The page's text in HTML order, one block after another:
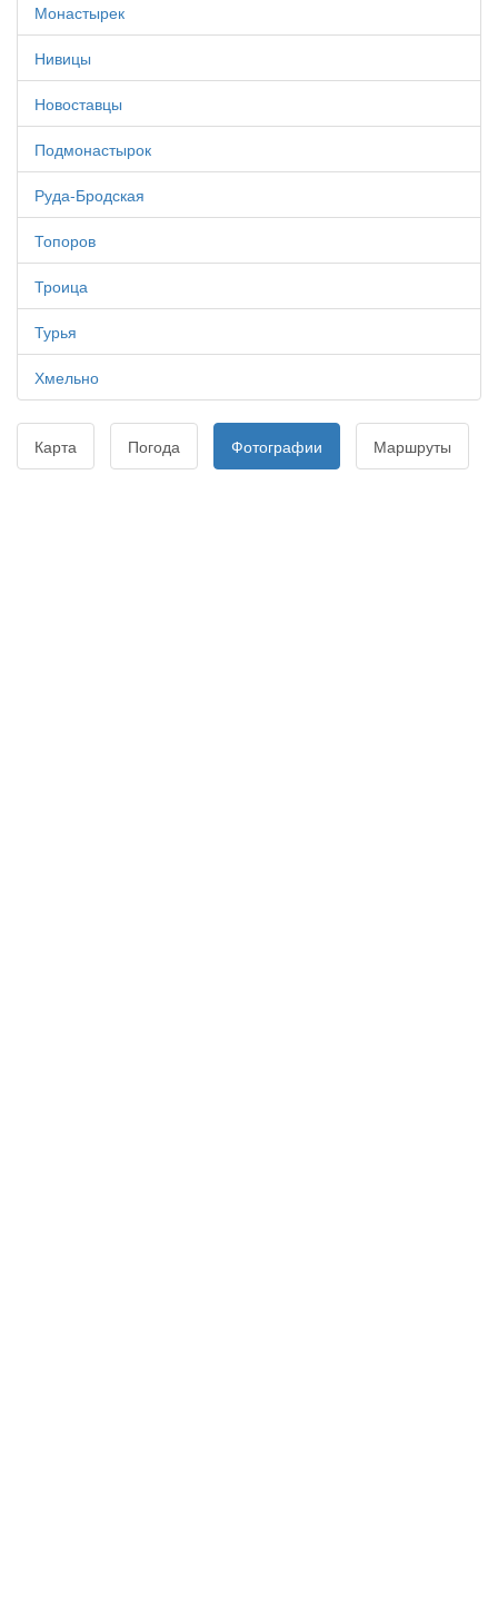
Монастырек
Нивицы
Новоставцы
Подмонастырок
Руда-Бродская
Топоров
Троица
Турья
Хмельно
Карта Погода Фотографии Маршруты